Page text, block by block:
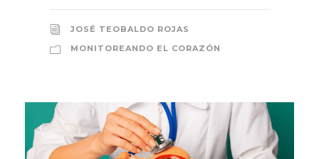
JOSÉ TEOBALDO ROJAS
MONITOREANDO EL CORAZÓN